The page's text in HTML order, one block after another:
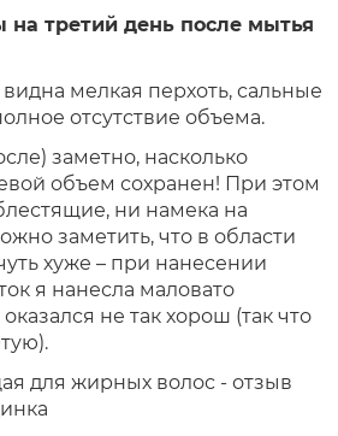
третий день после мытья
мелкая перхоть, сальные
отсутствие объема.
заметно, насколько
объем сохранен! При этом
ни намека на
заметить, что в области
хуже – при нанесении
я нанесла маловато
не так хорош (так что